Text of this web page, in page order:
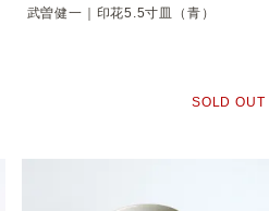
武曽健一｜印花5.5寸皿（青）
SOLD OUT